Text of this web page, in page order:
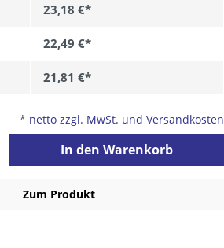
23,18 €*
22,49 €*
21,81 €*
* netto zzgl. MwSt. und Versandkosten
In den Warenkorb
Zum Produkt